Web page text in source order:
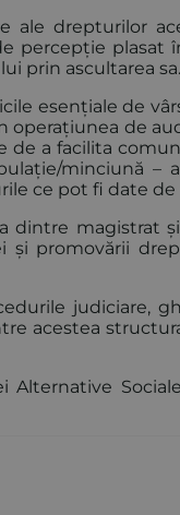
ale drepturilor
percepție plasat
prin ascultarea sa.
esențiale de
operațiunea de
de a facilita
minciună –
ce pot fi date de
dintre magistrat
și promovării
judiciare,
acestea